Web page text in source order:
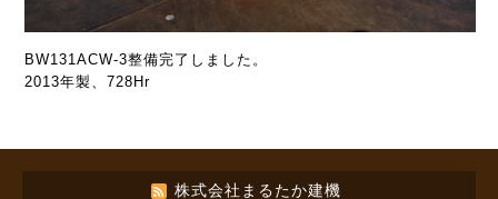
BW131ACW-3整備完了しました。
2013年製、728Hr
株式会社まるたか建機